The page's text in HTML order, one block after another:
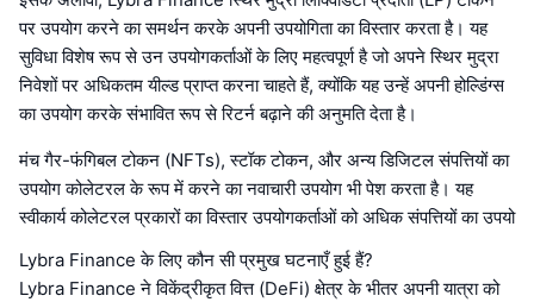
पर उपयोग करने का समर्थन करके अपनी उपयोगिता का विस्तार करता है। यह
सुविधा विशेष रूप से उन उपयोगकर्ताओं के लिए महत्वपूर्ण है जो अपने स्थिर मुद्रा
निवेशों पर अधिकतम यील्ड प्राप्त करना चाहते हैं, क्योंकि यह उन्हें अपनी होल्डिंग्स
का उपयोग करके संभावित रूप से रिटर्न बढ़ाने की अनुमति देता है।
मंच गैर-फंगिबल टोकन (NFTs), स्टॉक टोकन, और अन्य डिजिटल संपत्तियों का
उपयोग कोलेटरल के रूप में करने का नवाचारी उपयोग भी पेश करता है। यह
स्वीकार्य कोलेटरल प्रकारों का विस्तार उपयोगकर्ताओं को अधिक संपत्तियों का उपयो
Lybra Finance के लिए कौन सी प्रमुख घटनाएँ हुई हैं?
Lybra Finance ने विकेंद्रीकृत वित्त (DeFi) क्षेत्र के भीतर अपनी यात्रा को